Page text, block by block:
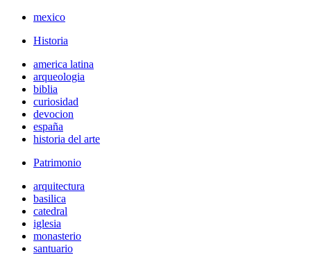
mexico
Historia
america latina
arqueologia
biblia
curiosidad
devocion
españa
historia del arte
Patrimonio
arquitectura
basilica
catedral
iglesia
monasterio
santuario